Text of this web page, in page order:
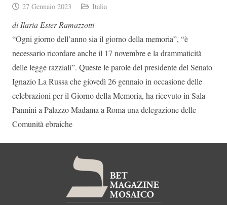
27 Gennaio 2023 Italia
di Ilaria Ester Ramazzotti
“Ogni giorno dell’anno sia il giorno della memoria”, “è
necessario ricordare anche il 17 novembre e la drammaticità
delle legge razziali”. Queste le parole del presidente del Senato
Ignazio La Russa che giovedì 26 gennaio in occasione delle
celebrazioni per il Giorno della Memoria, ha ricevuto in Sala
Pannini a Palazzo Madama a Roma una delegazione delle
Comunità ebraiche